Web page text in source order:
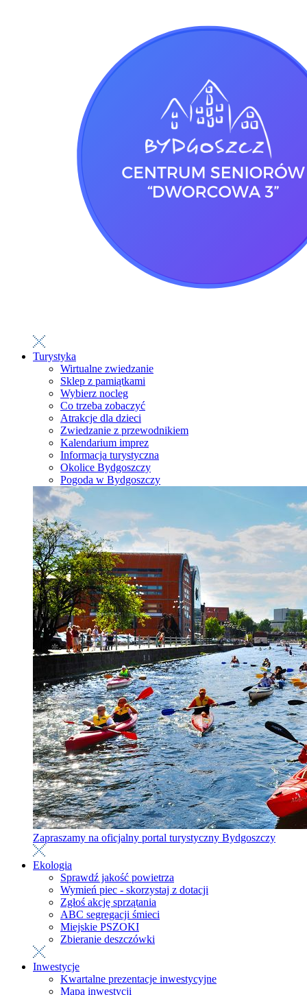
Turystyka
Wirtualne zwiedzanie
Sklep z pamiątkami
Wybierz nocleg
Co trzeba zobaczyć
Atrakcje dla dzieci
Zwiedzanie z przewodnikiem
Kalendarium imprez
Informacja turystyczna
Okolice Bydgoszczy
Pogoda w Bydgoszczy
Zapraszamy na oficjalny portal turystyczny Bydgoszczy
Ekologia
Sprawdź jakość powietrza
Wymień piec - skorzystaj z dotacji
Zgłoś akcję sprzątania
ABC segregacji śmieci
Miejskie PSZOKI
Zbieranie deszczówki
Inwestycje
Kwartalne prezentacje inwestycyjne
Mapa inwestycji